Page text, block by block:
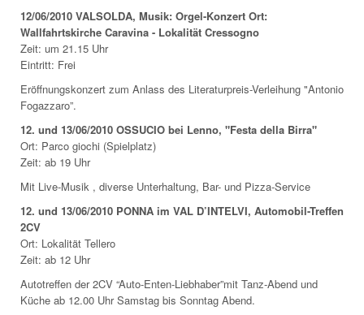
12/06/2010 VALSOLDA, Musik: Orgel-Konzert Ort:
Wallfahrtskirche Caravina - Lokalität Cressogno
Zeit: um 21.15 Uhr
Eintritt: Frei
Eröffnungskonzert zum Anlass des Literaturpreis-Verleihung "Antonio
Fogazzaro”.
12. und 13/06/2010 OSSUCIO bei Lenno, "Festa della Birra"
Ort: Parco giochi (Spielplatz)
Zeit: ab 19 Uhr
Mit Live-Musik , diverse Unterhaltung, Bar- und Pizza-Service
12. und 13/06/2010 PONNA im VAL D’INTELVI, Automobil-Treffen
2CV
Ort: Lokalität Tellero
Zeit: ab 12 Uhr
Autotreffen der 2CV “Auto-Enten-Liebhaber”mit Tanz-Abend und
Küche ab 12.00 Uhr Samstag bis Sonntag Abend.